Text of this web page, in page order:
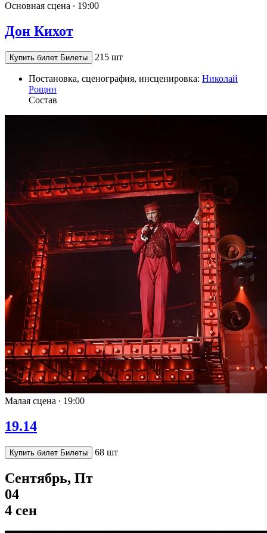
Основная сцена ∙ 19:00
Дон Кихот
Купить билет Билеты 215 шт
Постановка, сценография, инсценировка: Николай
Рощин
Состав
Малая сцена ∙ 19:00
19.14
Купить билет Билеты 68 шт
Сентябрь, Пт
04
4 сен